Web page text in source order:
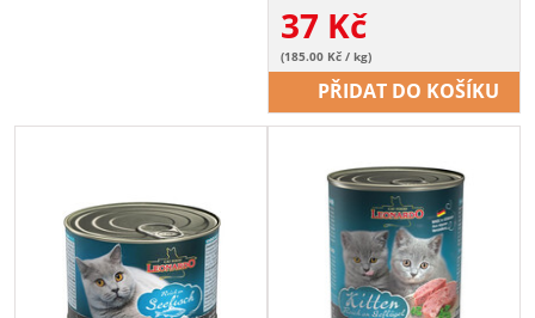
37 Kč
(185.00 Kč / kg)
PŘIDAT DO KOŠÍKU